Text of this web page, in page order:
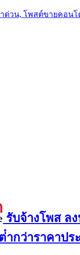
ด่วน, โพสต์ขายคอน
รับจ้างโพส ล
ากว่าราคา